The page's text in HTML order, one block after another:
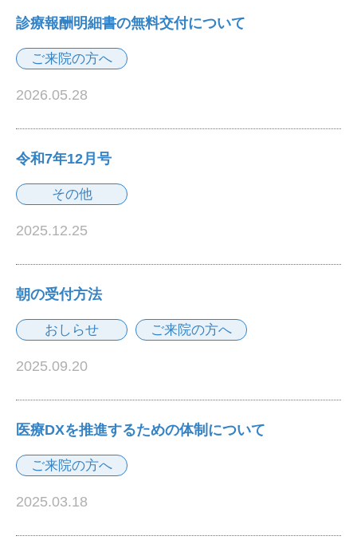
診療報酬明細書の無料交付について
ご来院の方へ
2026.05.28
令和7年12月号
その他
2025.12.25
朝の受付方法
おしらせ ご来院の方へ
2025.09.20
医療DXを推進するための体制について
ご来院の方へ
2025.03.18